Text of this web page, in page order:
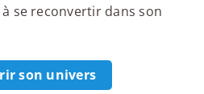
se reconvertir dans son
son univers